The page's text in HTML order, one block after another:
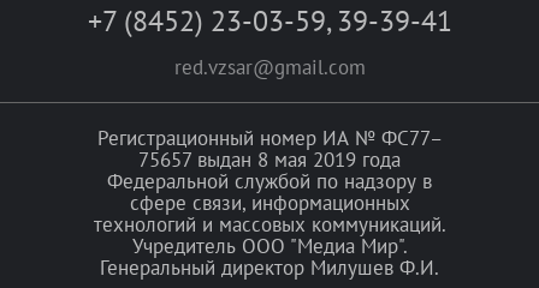
+7 (8452) 23-03-59, 39-39-41
red.vzsar@gmail.com
Регистрационный номер ИА № ФС77–
75657 выдан 8 мая 2019 года
Федеральной службой по надзору в
сфере связи, информационных
технологий и массовых коммуникаций.
Учредитель ООО "Медиа Мир".
Генеральный директор Милушев Ф.И.